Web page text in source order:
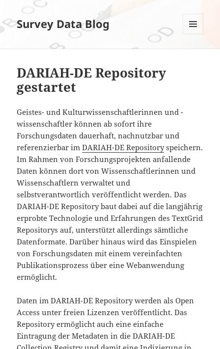
Survey Data Blog
DARIAH-DE Repository
gestartet
Geistes- und Kulturwissenschaftlerinnen und -
wissenschaftler können ab sofort ihre
Forschungsdaten dauerhaft, nachnutzbar und
referenzierbar imDARIAH-DE Repositoryspeichern.
Im Rahmen von Forschungsprojekten anfallende
Daten können dort von Wissenschaftlerinnen und
Wissenschaftlern verwaltet und
selbstverantwortlich veröffentlicht werden. Das
DARIAH-DE Repository baut dabei auf die langjährig
erprobte Technologie und Erfahrungen des TextGrid
Repositorys auf, unterstützt allerdings sämtliche
Datenformate. Darüber hinaus wird das Einspielen
von Forschungsdaten mit einem vereinfachten
Publikationsprozess über eine Webanwendung
ermöglicht.
Daten im DARIAH-DE Repository werden als Open
Access unter freien Lizenzen veröffentlicht. Das
Repository ermöglicht auch eine einfache
Eintragung der Metadaten in die DARIAH-DE